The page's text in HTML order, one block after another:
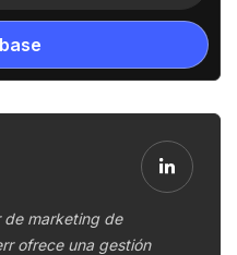
de marketing de
ofrece una gestión